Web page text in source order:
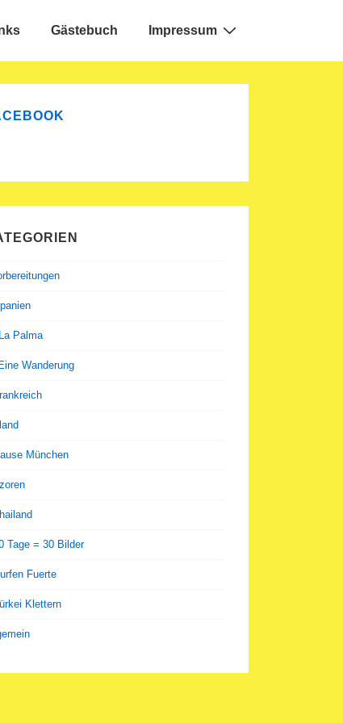
Gästebuch Impressum
Palma
Wanderung
München
Tage = 30 Bilder
Fuerte
Klettern